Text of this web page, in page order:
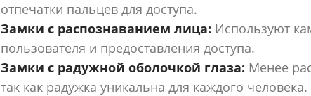
отпечатки пальцев для доступа.
Замки с распознаванием лица: Используют
пользователя и предоставления доступа.
Замки с радужной оболочкой глаза: Менее
так как радужка уникальна для каждого человека.